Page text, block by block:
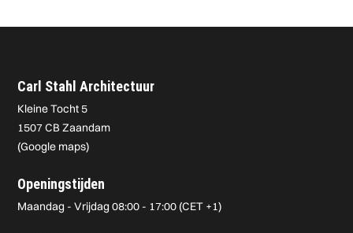
Carl Stahl Architectuur
Kleine Tocht 5
1507 CB Zaandam
(Google maps)
Openingstijden
Maandag - Vrijdag 08:00 - 17:00 (CET +1)